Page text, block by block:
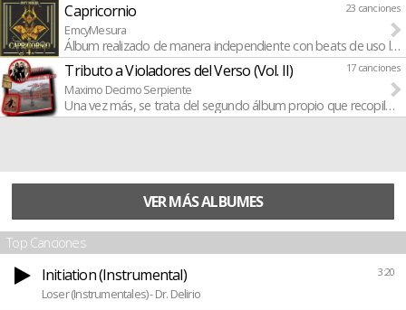
23 canciones
Capricornio
EmcyMesura
Álbum realizado de manera independiente con beats de uso
17 canciones
Tributo a Violadores del Verso (Vol. II)
Maximo Decimo Serpiente
Una vez más, se trata del segundo álbum propio que recopila
VER MÁS ALBUMES
Top Canciones
3:20
Initiation (Instrumental)
Loser (Instrumentales) - Dr. Delirio